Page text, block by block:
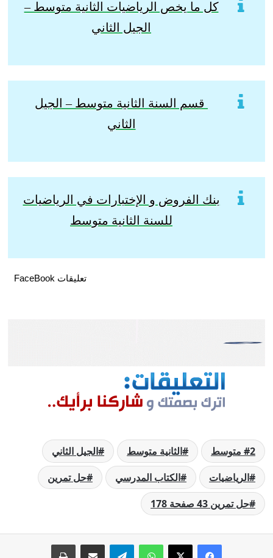
كل ما يخص الرياضيات الثانية متوسط –
الجيل الثاني
قسم السنة الثانية متوسط – الجيل
الثاني
بنك الفروض و الإختبارات في الرياضيات
للسنة الثانية متوسط
تعليقات FaceBook
2 متوسط الثانية متوسط
الجيل الثاني
الرياضيات
الكتاب المدرسي
حل تمرين
حل تمرين 43 صفحة 178
فيسبوك
‫X واتسابتيلقراممشاركة عبر البريد طباعة